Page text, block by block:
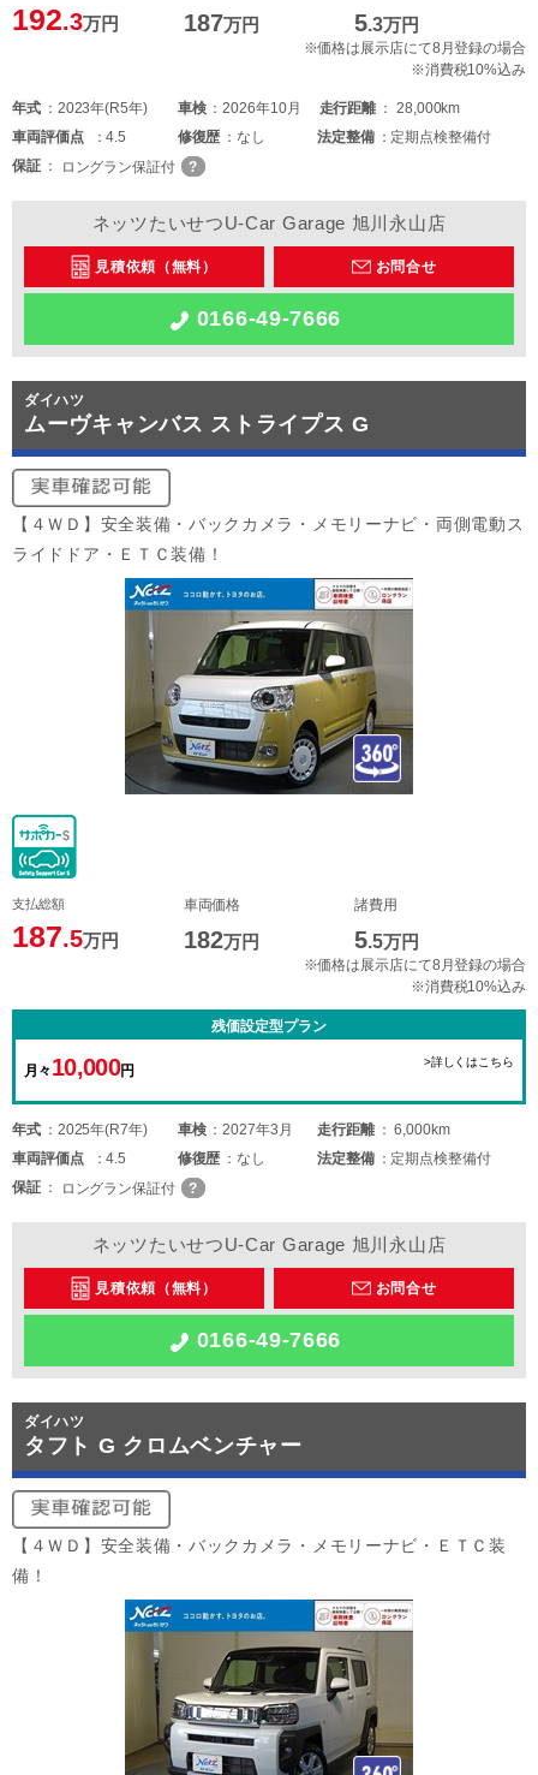
192.3万円 187万円 5.3万円
※価格は展示店にて8月登録の場合
※消費税10%込み
年式 2023年(R5年) 車検 2026年10月 走行距離
28,000km
車両評価点 4.5 修復歴 なし 法定整備
定期点検整備付
保証
ロングラン保証付
ネッツたいせつU-Car Garage 旭川永山店
見積依頼（無料） お問合せ
0166-49-7666
ダイハツ
ムーヴキャンバス ストライプス G
【４ＷＤ】安全装備・バックカメラ・メモリーナビ・両側電動ス
ライドドア・ＥＴＣ装備！
支払総額
187.5万円
車両価格
182万円
諸費用
5.5万円
※価格は展示店にて8月登録の場合
※消費税10%込み
残価設定型プラン
月々 10,000円
>詳しくはこちら
年式 2025年(R7年) 車検 2027年3月 走行距離
6,000km
車両評価点 4.5 修復歴 なし 法定整備
定期点検整備付
保証
ロングラン保証付
ネッツたいせつU-Car Garage 旭川永山店
見積依頼（無料） お問合せ
0166-49-7666
ダイハツ
タフト G クロムベンチャー
【４ＷＤ】安全装備・バックカメラ・メモリーナビ・ＥＴＣ装
備！